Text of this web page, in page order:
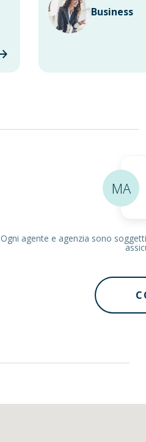
Business
MA
Ogni agente e agenzia sono